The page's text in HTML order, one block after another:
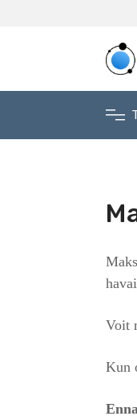
Voit
Kun